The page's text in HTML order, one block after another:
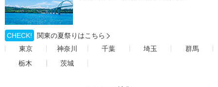
CHECK!
関東の夏祭りはこちら
東京
神奈川 千葉 埼玉
群馬
栃木
茨城